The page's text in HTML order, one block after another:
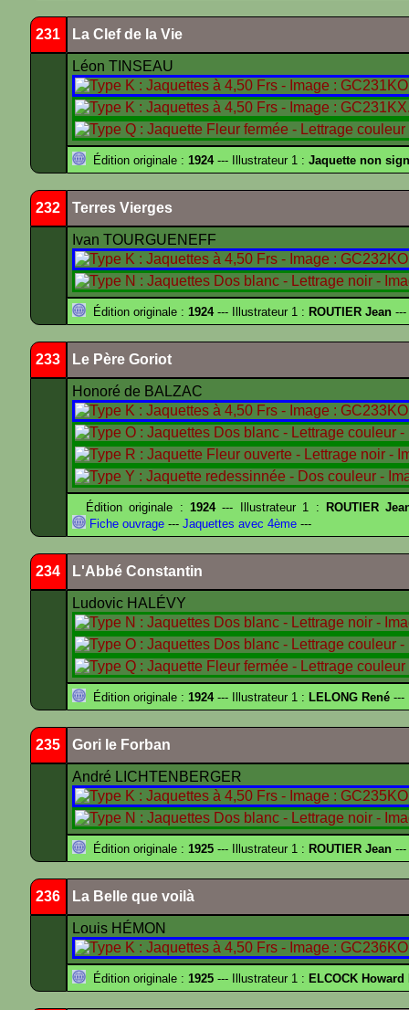
231 La Clef de la Vie
Léon TINSEAU
Édition originale : 1924--- Illustrateur 1 : Jaquette non
232 Terres Vierges
Ivan TOURGUENEFF
Édition originale : 1924--- Illustrateur 1 : ROUTIER Jean ---
233 Le Père Goriot
Honoré de BALZAC
Édition originale : 1924--- Illustrateur 1 :
ROUTIER
Fiche ouvrage --- Jaquettes avec 4ème ---
234 L'Abbé Constantin
Ludovic HALÉVY
Édition originale : 1924--- Illustrateur 1 : LELONG René ---
235 Gori le Forban
André LICHTENBERGER
Édition originale : 1925 --- Illustrateur 1 : ROUTIER Jean ---
236 La Belle que voilà
Louis HÉMON
Édition originale : 1925 --- Illustrateur 1 : ELCOCK Howard